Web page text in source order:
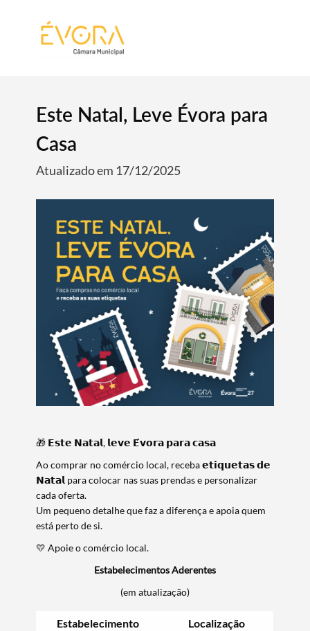
Este Natal, Leve Évora para
Casa
Atualizado em 17/12/2025
🎁 𝗘𝘀𝘁𝗲 𝗡𝗮𝘁𝗮𝗹, 𝗹𝗲𝘃𝗲 𝗘́𝘃𝗼𝗿𝗮 𝗽𝗮𝗿𝗮 𝗰𝗮𝘀𝗮
Ao comprar no comércio local, receba 𝗲𝘁𝗶𝗾𝘂𝗲𝘁𝗮𝘀 𝗱𝗲
𝗡𝗮𝘁𝗮𝗹 para colocar nas suas prendas e personalizar
cada oferta.
Um pequeno detalhe que faz a diferença e apoia quem
está perto de si.
💛 Apoie o comércio local.
Estabelecimentos Aderentes
(em atualização)
Estabelecimento Localização